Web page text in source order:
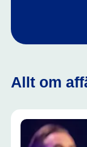
Allt om